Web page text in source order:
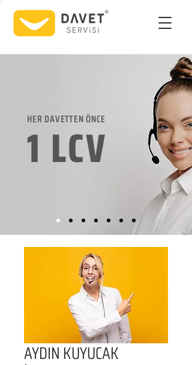
HER DAVETTEN ÖNCE
1 LCV
AYDIN KUYUCAK